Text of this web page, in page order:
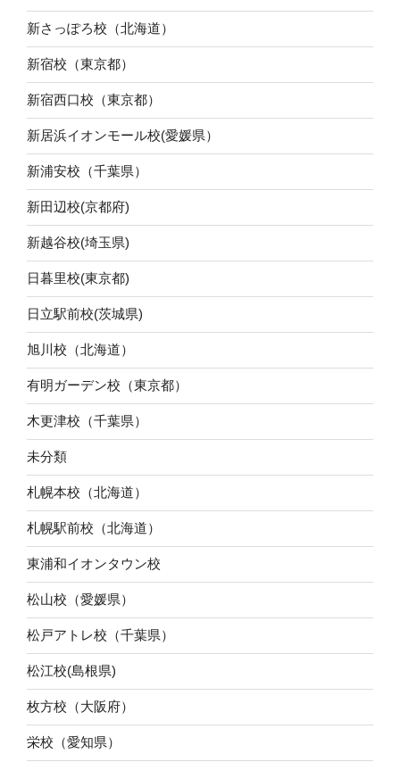
新さっぽろ校（北海道）
新宿校（東京都）
新宿西口校（東京都）
新居浜イオンモール校(愛媛県）
新浦安校（千葉県）
新田辺校(京都府)
新越谷校(埼玉県)
日暮里校(東京都)
日立駅前校(茨城県)
旭川校（北海道）
有明ガーデン校（東京都）
木更津校（千葉県）
未分類
札幌本校（北海道）
札幌駅前校（北海道）
東浦和イオンタウン校
松山校（愛媛県）
松戸アトレ校（千葉県）
松江校(島根県)
枚方校（大阪府）
栄校（愛知県）